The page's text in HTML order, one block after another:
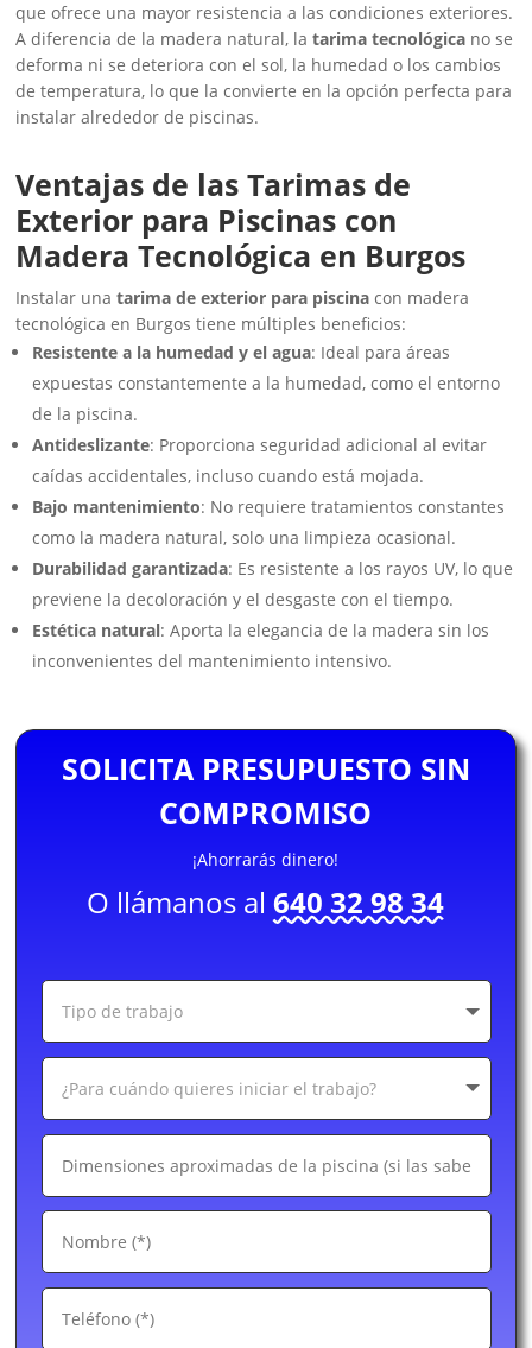
que ofrece una mayor resistencia a las condiciones exteriores.
A diferencia de la madera natural, latarima tecnológica no se
deforma ni se deteriora con el sol, la humedad o los cambios
de temperatura, lo que la convierte en la opción perfecta para
instalar alrededor de piscinas.
Ventajas de las Tarimas de
Exterior para Piscinas con
Madera Tecnológica en Burgos
Instalar unatarima de exterior para piscina con madera
tecnológica en Burgos tiene múltiples beneficios:
Resistente a la humedad y el agua: Ideal para áreas
expuestas constantemente a la humedad, como el entorno
de la piscina.
Antideslizante: Proporciona seguridad adicional al evitar
caídas accidentales, incluso cuando está mojada.
Bajo mantenimiento: No requiere tratamientos constantes
como la madera natural, solo una limpieza ocasional.
Durabilidad garantizada: Es resistente a los rayos UV, lo que
previene la decoloración y el desgaste con el tiempo.
Estética natural: Aporta la elegancia de la madera sin los
inconvenientes del mantenimiento intensivo.
SOLICITA PRESUPUESTO SIN
COMPROMISO
¡Ahorrarás dinero!
O llámanos al640 32 98 34